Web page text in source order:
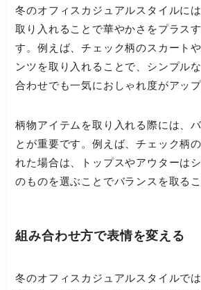
冬のオフィスカジュアルスタイルに
取り入れることで華やかさをプラス
す。例えば、チェック柄のスカート
ンツを取り入れることで、シンプル
合わせでも一気におしゃれ度がアップ
柄物アイテムを取り入れる際には、
とが重要です。例えば、チェック柄
れた場合は、トップスやアウターは
のものを選ぶことでバランスを取る
組み合わせ方で表情を変える
冬のオフィスカジュアルスタイルで